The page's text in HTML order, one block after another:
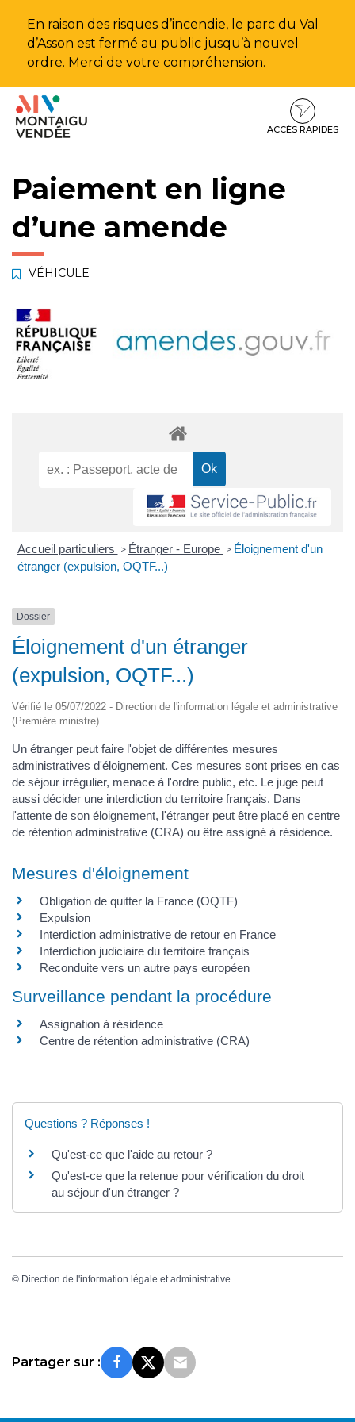
En raison des risques d’incendie, le parc du Val
d’Asson est fermé au public jusqu’à nouvel
ordre. Merci de votre compréhension.
Aller
Aller
contenu
Aller
pied
ACCÈS RAPIDES
Paiement en ligne
d’une amende
VÉHICULE
Accueil particuliers > Étranger - Europe > Éloignement d'un
étranger (expulsion, OQTF...)
Dossier
Éloignement d'un étranger
(expulsion, OQTF...)
Vérifié le 05/07/2022 - Direction de l'information légale et administrative
(Première ministre)
Un étranger peut faire l'objet de différentes mesures
administratives d'éloignement. Ces mesures sont prises en cas
de séjour irrégulier, menace à l'ordre public, etc. Le juge peut
aussi décider une interdiction du territoire français. Dans
l'attente de son éloignement, l'étranger peut être placé en centre
de rétention administrative (CRA) ou être assigné à résidence.
Mesures d'éloignement
Obligation de quitter la France (OQTF)
Expulsion
Interdiction administrative de retour en France
Interdiction judiciaire du territoire français
Reconduite vers un autre pays européen
Surveillance pendant la procédure
Assignation à résidence
Centre de rétention administrative (CRA)
Questions ? Réponses !
Qu'est-ce que l'aide au retour ?
Qu'est-ce que la retenue pour vérification du droit
au séjour d'un étranger ?
© Direction de l'information légale et administrative
Partager sur :